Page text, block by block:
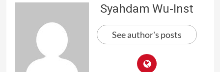
Syahdam Wu-Inst
See author's posts